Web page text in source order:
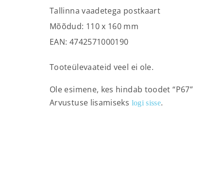
Tallinna vaadetega postkaart
Mõõdud: 110 х 160 mm
EAN: 4742571000190
Tooteülevaateid veel ei ole.
Ole esimene, kes hindab toodet “P67”
Arvustuse lisamiseks logi sisse.